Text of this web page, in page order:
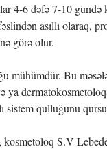
4-6 dəfə 7-10 gündə
asıllı olaraq,
görə olur.
mühümdür. Bu
ya
sistem qulluğunu
S.V